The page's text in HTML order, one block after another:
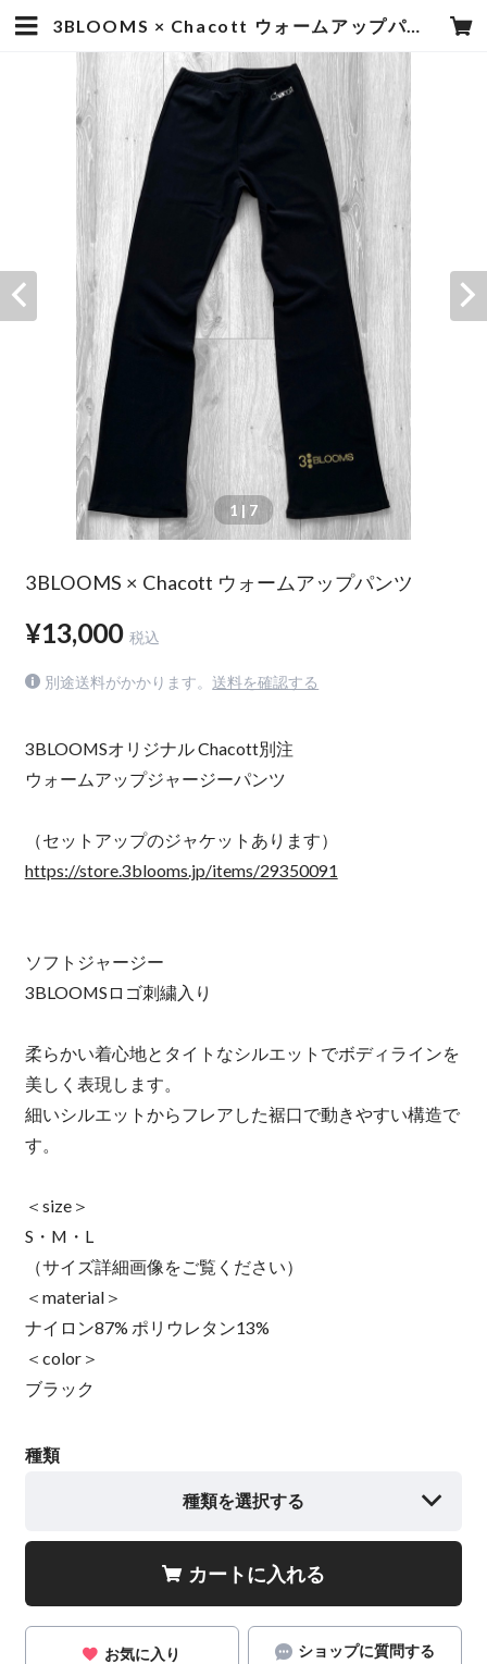
3BLOOMS × Chacott ウォームアップパンツ | 3BLOOMS
1 | 7
3BLOOMS × Chacott ウォームアップパンツ
¥13,000 税込
別途送料がかかります。 送料を確認する
3BLOOMSオリジナル Chacott別注
ウォームアップジャージーパンツ
（セットアップのジャケットあります）
https://store.3blooms.jp/items/29350091
ソフトジャージー
3BLOOMSロゴ刺繍入り
柔らかい着心地とタイトなシルエットでボディラインを
美しく表現します。
細いシルエットからフレアした裾口で動きやすい構造で
す。
＜size＞
S・M・L
（サイズ詳細画像をご覧ください）
＜material＞
ナイロン87% ポリウレタン13%
＜color＞
ブラック
種類
種類を選択する
カートに入れる
お気に入り ショップに質問する